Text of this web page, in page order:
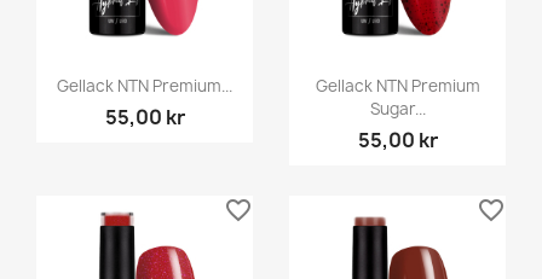
Gellack NTN Premium...
55,00 kr
Gellack NTN Premium
Sugar...
55,00 kr
favorite_border favorite_border